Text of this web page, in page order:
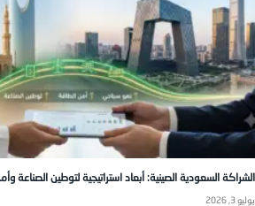
الشراكة السعودية الصينية: أبعاد استراتيجية لتوطين الصناعة
يوليو 3, 2026